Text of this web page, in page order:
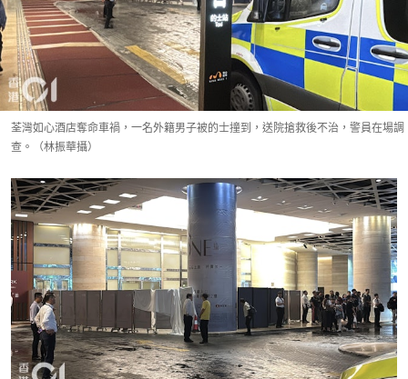
荃灣如心酒店奪命車禍，一名外籍男子被的士撞到，送院搶救後不治，警員在場調
查。（林振華攝）